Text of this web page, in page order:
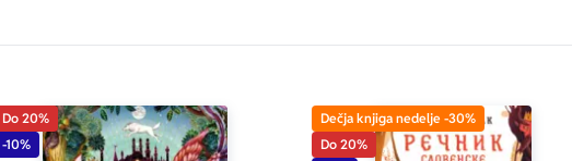
Do 20%
-10%
Dečja knjiga nedelje -30%
Do 20%